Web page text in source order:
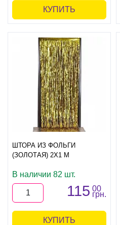
КУПИТЬ
ШТОРА ИЗ ФОЛЬГИ
(ЗОЛОТАЯ) 2Х1 М
В наличии 82 шт.
115 00
грн.
КУПИТЬ